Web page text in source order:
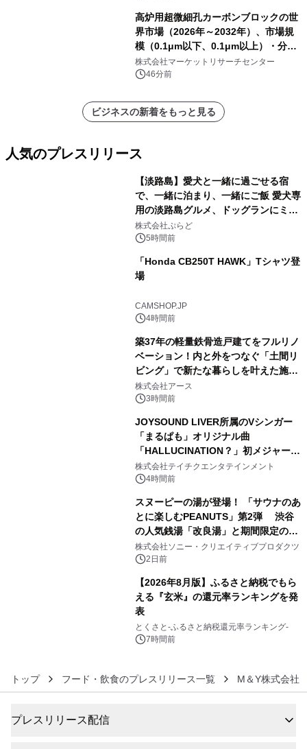
高炉用超微細孔カーボンブロックの世
界市場（2026年～2032年）、市場規
模（0.1μm以下、0.1μm以上）・分析
レポートを発表
株式会社マーケットリサーチセンター
46分前
ビジネスの新着をもっと見る
人気のプレスリリース
【淡路島】愛犬と一緒に過ごせる宿
で、一緒に泊まり、一緒にご飯 愛犬専
用の淡路島グルメ、ドッグランにミニ
プール グランピングとトレーラーハウ
スの2施設で
株式会社ぷらど
5時間前
「Honda CB250T HAWK」Tシャツ登
場
CAMSHOP.JP
4時間前
築37年の軽量鉄骨造戸建てをフルリノ
ベーション！内と外をつなぐ「土間リ
ビング」で新たな暮らしを叶えた施工
事例を株式会社アースが公開
株式会社アース
3時間前
JOYSOUND LIVER所属のVシンガー
「まるぱも」オリジナル曲
「HALLUCINATION？」初メジャー配
信リリース決定！
株式会社テイチクエンタテインメント
4時間前
スヌーピーの湯が登場！ 「サウナのあ
とに楽しむPEANUTS」第2弾 渋谷
の人気銭湯「改良湯」と期間限定のコ
ラボレーション サウナイキタイコラ
ボグッズも発売決定！
株式会社ソニー・クリエイティブプロダクツ
2日前
【2026年8月版】ふるさと納税でもら
える『玄米』の還元率ランキングを発
表
とくさと-ふるさと納税還元率ランキング-
7時間前
トップ フード・飲食のプレスリリース一覧 M＆Y株式会社
プレスリリース配信